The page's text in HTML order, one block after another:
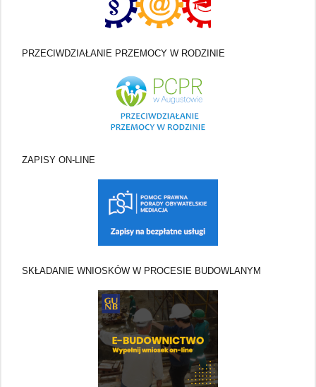
PRZECIWDZIAŁANIE PRZEMOCY W RODZINIE
ZAPISY ON-LINE
SKŁADANIE WNIOSKÓW W PROCESIE BUDOWLANYM